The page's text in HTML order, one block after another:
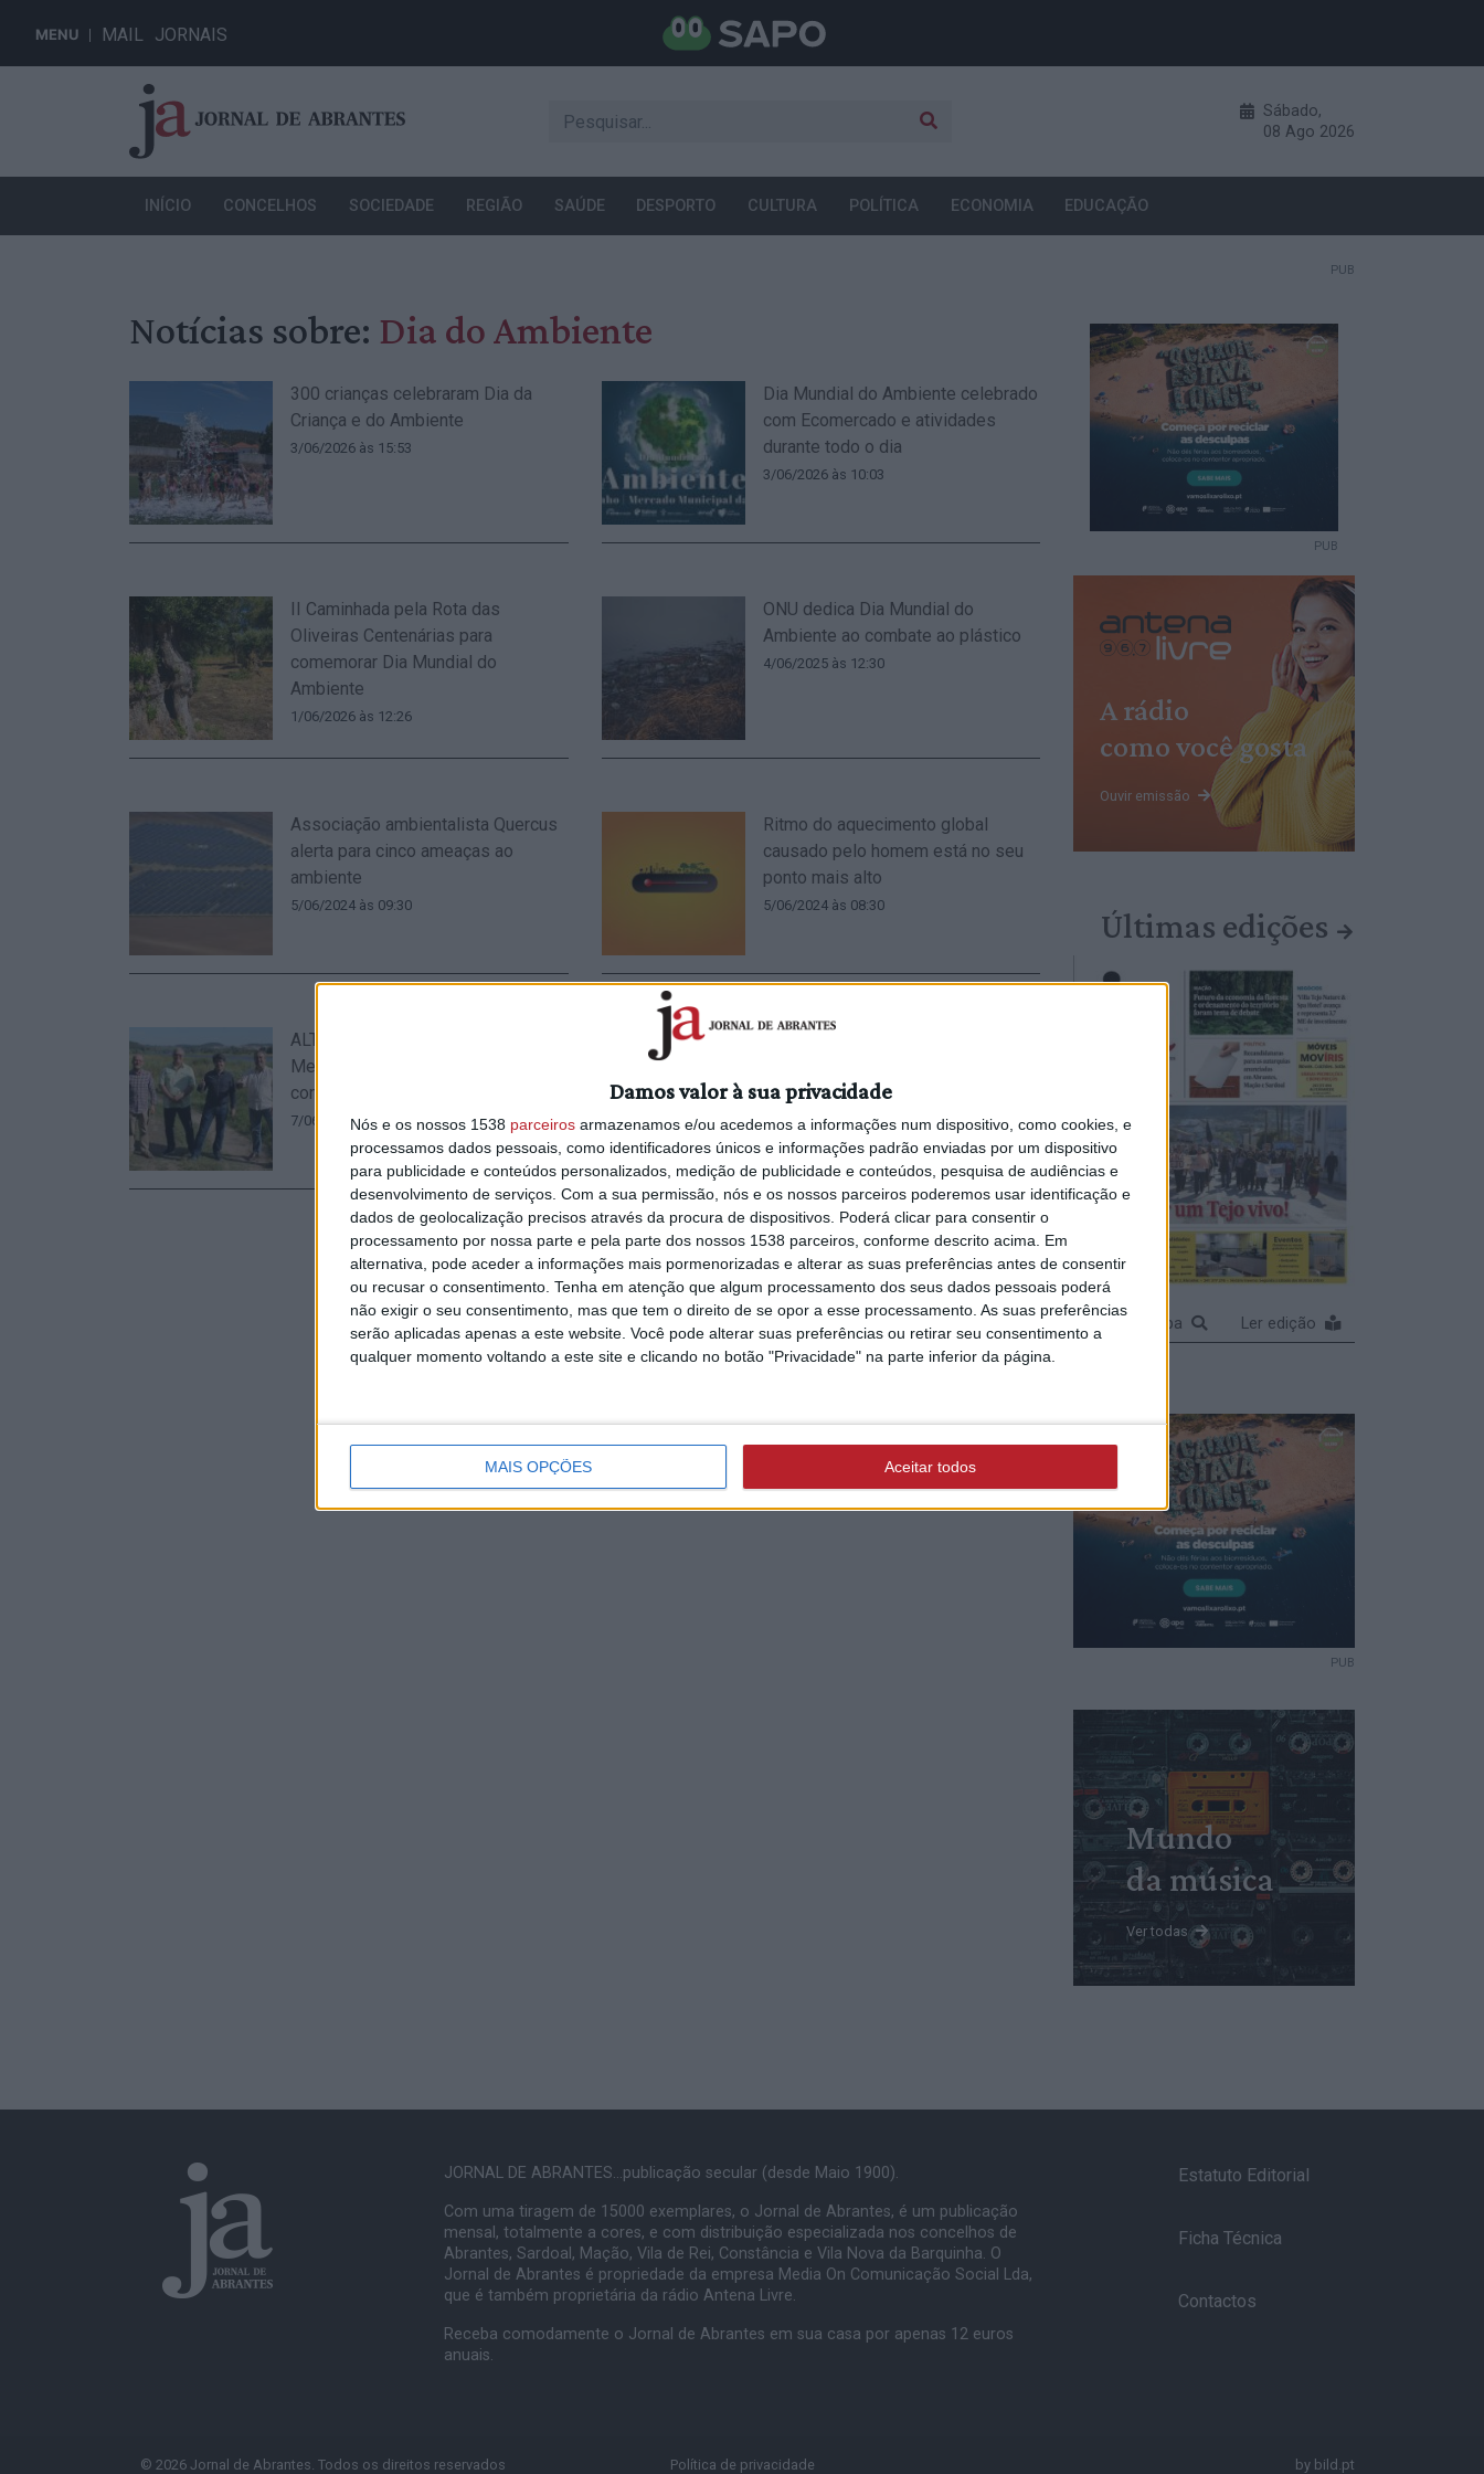
Damos valor à sua privacidade
Nós e os nossos 1538 parceiros armazenamos e/ou acedemos a informações num dispositivo, como cookies, e
processamos dados pessoais, como identificadores únicos e informações padrão enviadas por um dispositivo
para publicidade e conteúdos personalizados, medição de publicidade e conteúdos, pesquisa de audiências e
desenvolvimento de serviços. Com a sua permissão, nós e os nossos parceiros poderemos usar identificação e
dados de geolocalização precisos através da procura de dispositivos. Poderá clicar para consentir o
processamento por nossa parte e pela parte dos nossos 1538 parceiros, conforme descrito acima. Em
alternativa, pode aceder a informações mais pormenorizadas e alterar as suas preferências antes de consentir
ou recusar o consentimento. Tenha em atenção que algum processamento dos seus dados pessoais poderá
não exigir o seu consentimento, mas que tem o direito de se opor a esse processamento. As suas preferências
serão aplicadas apenas a este website. Você pode alterar suas preferências ou retirar seu consentimento a
qualquer momento voltando a este site e clicando no botão "Privacidade" na parte inferior da página.
MAIS OPÇÕES Aceitar todos
MENU MAIL JORNAIS
Sábado,
08 Ago 2026
INÍCIO CONCELHOS SOCIEDADE REGIÃO SAÚDE DESPORTO CULTURA POLÍTICA ECONOMIA EDUCAÇÃO
PUB
Notícias sobre: Dia do Ambiente
300 crianças celebraram Dia da
Criança e do Ambiente
3/06/2026 às 15:53
Dia Mundial do Ambiente celebrado
com Ecomercado e atividades
durante todo o dia
3/06/2026 às 10:03
II Caminhada pela Rota das
Oliveiras Centenárias para
comemorar Dia Mundial do
Ambiente
1/06/2026 às 12:26
ONU dedica Dia Mundial do
Ambiente ao combate ao plástico
4/06/2025 às 12:30
Associação ambientalista Quercus
alerta para cinco ameaças ao
ambiente
5/06/2024 às 09:30
Ritmo do aquecimento global
causado pelo homem está no seu
ponto mais alto
5/06/2024 às 08:30
ALTERNATIVAcom assinala Dia do
Meio Ambiente e avança com
compromissos
7/06/2021 às 11:20
Ambiente
7/06/2021 às 10:56
PUB
A rádio
como você gosta
Ouvir emissão
Últimas edições
Ampliar capa Ler edição
PUB
Mundo
da música
Ver todas
JORNAL DE ABRANTES...publicação secular (desde Maio 1900).
Com uma tiragem de 15000 exemplares, o Jornal de Abrantes, é um publicação
mensal, totalmente a cores, e com distribuição especializada nos concelhos de
Abrantes, Sardoal, Mação, Vila de Rei, Constância e Vila Nova da Barquinha. O
Jornal de Abrantes é propriedade da empresa Media On Comunicação Social Lda,
que é também proprietária da rádio Antena Livre.
Receba comodamente o Jornal de Abrantes em sua casa por apenas 12 euros
anuais.
Estatuto Editorial
Ficha Técnica
Contactos
© 2026 Jornal de Abrantes. Todos os direitos reservados Política de privacidade by bild.pt